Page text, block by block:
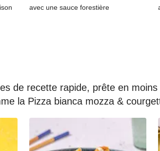
avec une sauce forestière
de recette rapide, prête en
la Pizza bianca mozza &